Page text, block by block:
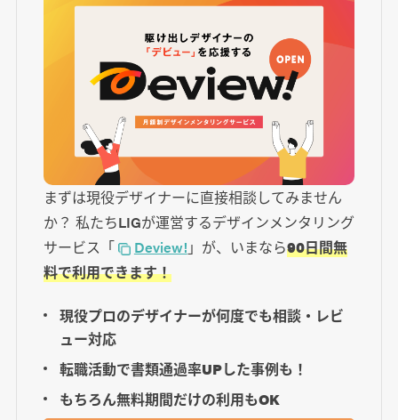
まずは現役デザイナーに直接相談してみません
か？ 私たちLIGが運営するデザインメンタリング
サービス「
Deview! 」が、いまなら90日間無
料で利用できます！
現役プロのデザイナーが何度でも相談・レビ
ュー対応
転職活動で書類通過率UPした事例も！
もちろん無料期間だけの利用もOK